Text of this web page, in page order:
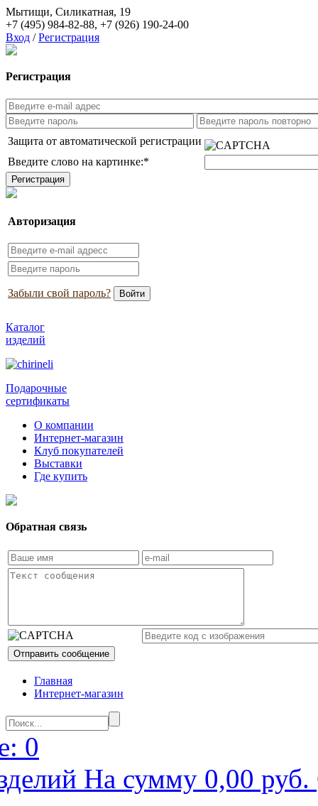
Мытищи, Силикатная, 19
+7 (495) 984-82-88, +7 (926) 190-24-00
Вход / Регистрация
Регистрация
Защита от автоматической регистрации
Введите слово на картинке:*
Авторизация
Забыли свой пароль?
Каталог
изделий
Подарочные
сертификаты
О компании
Интернет-магазин
Клуб покупателей
Выставки
Где купить
Обратная связь
Главная
Интернет-магазин
0
На сумму 0,00 руб.